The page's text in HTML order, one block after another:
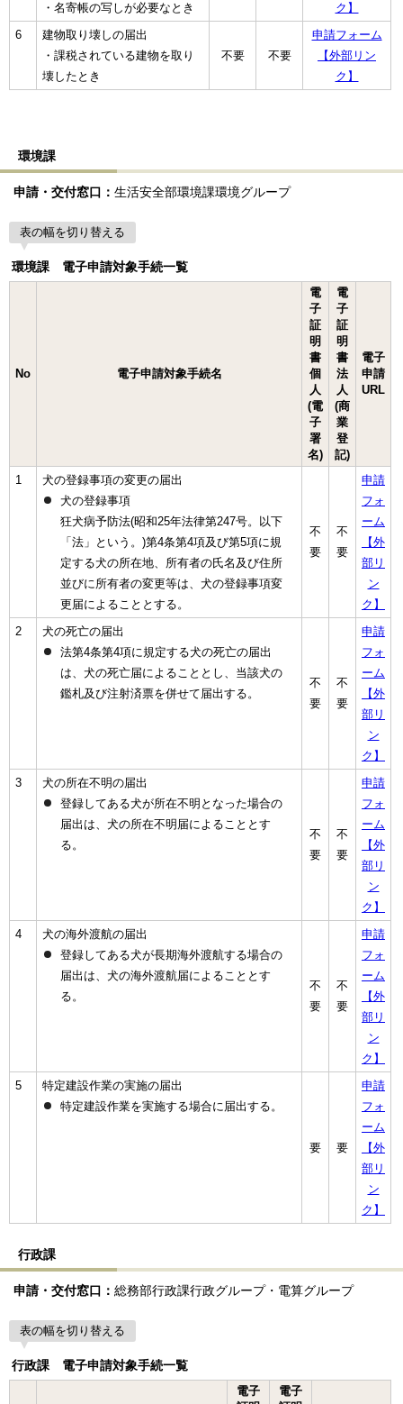
・名寄帳の写しが必要なとき
ク】
6
建物取り壊しの届出
・課税されている建物を取り
壊したとき
不要 不要
申請フォーム
【外部リン
ク】
環境課
申請・交付窓口： 生活安全部環境課環境グループ
表の幅を切り替える
環境課 電子申請対象手続一覧
No 電子申請対象手続名
電
子
証
明
書
個
人
(電
子
署
名)
電
子
証
明
書
法
人
(商
業
登
記)
電子
申請
URL
1
犬の登録事項の変更の届出
犬の登録事項
狂犬病予防法(昭和25年法律第247号。以下
「法」という。)第4条第4項及び第5項に規
定する犬の所在地、所有者の氏名及び住所
並びに所有者の変更等は、犬の登録事項変
更届によることとする。
不
要
不
要
申請
フォ
ーム
【外
部リ
ン
ク】
2
犬の死亡の届出
法第4条第4項に規定する犬の死亡の届出
は、犬の死亡届によることとし、当該犬の
鑑札及び注射済票を併せて届出する。
不
要
不
要
申請
フォ
ーム
【外
部リ
ン
ク】
3
犬の所在不明の届出
登録してある犬が所在不明となった場合の
届出は、犬の所在不明届によることとす
る。
不
要
不
要
申請
フォ
ーム
【外
部リ
ン
ク】
4
犬の海外渡航の届出
登録してある犬が長期海外渡航する場合の
届出は、犬の海外渡航届によることとす
る。
不
要
不
要
申請
フォ
ーム
【外
部リ
ン
ク】
5
特定建設作業の実施の届出
特定建設作業を実施する場合に届出する。
要 要
申請
フォ
ーム
【外
部リ
ン
ク】
行政課
申請・交付窓口： 総務部行政課行政グループ・電算グループ
表の幅を切り替える
行政課 電子申請対象手続一覧
電子
電子